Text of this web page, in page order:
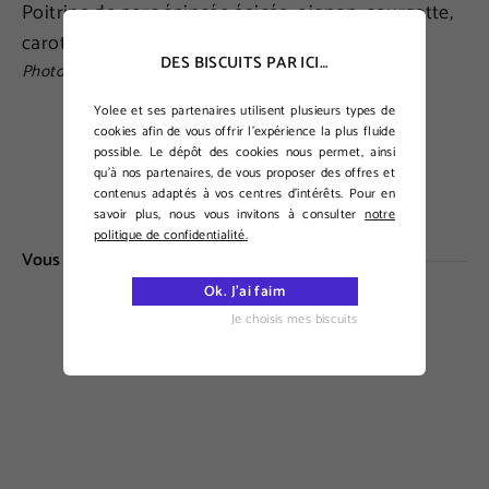
Poitrine de porc épincée épicée, oignon, courgette,
carotte. 250g
Photo non contractuelle
20,00€
Vous aimerez aussi...
DES BISCUITS PAR ICI…
Yolee et ses partenaires utilisent plusieurs types de
cookies afin de vous offrir l’expérience la plus fluide
possible. Le dépôt des cookies nous permet, ainsi
qu’à nos partenaires, de vous proposer des offres et
contenus adaptés à vos centres d’intérêts. Pour en
savoir plus, nous vous invitons à consulternotre
politique de confidentialité.
Ok. J'ai faim
Je choisis mes biscuits